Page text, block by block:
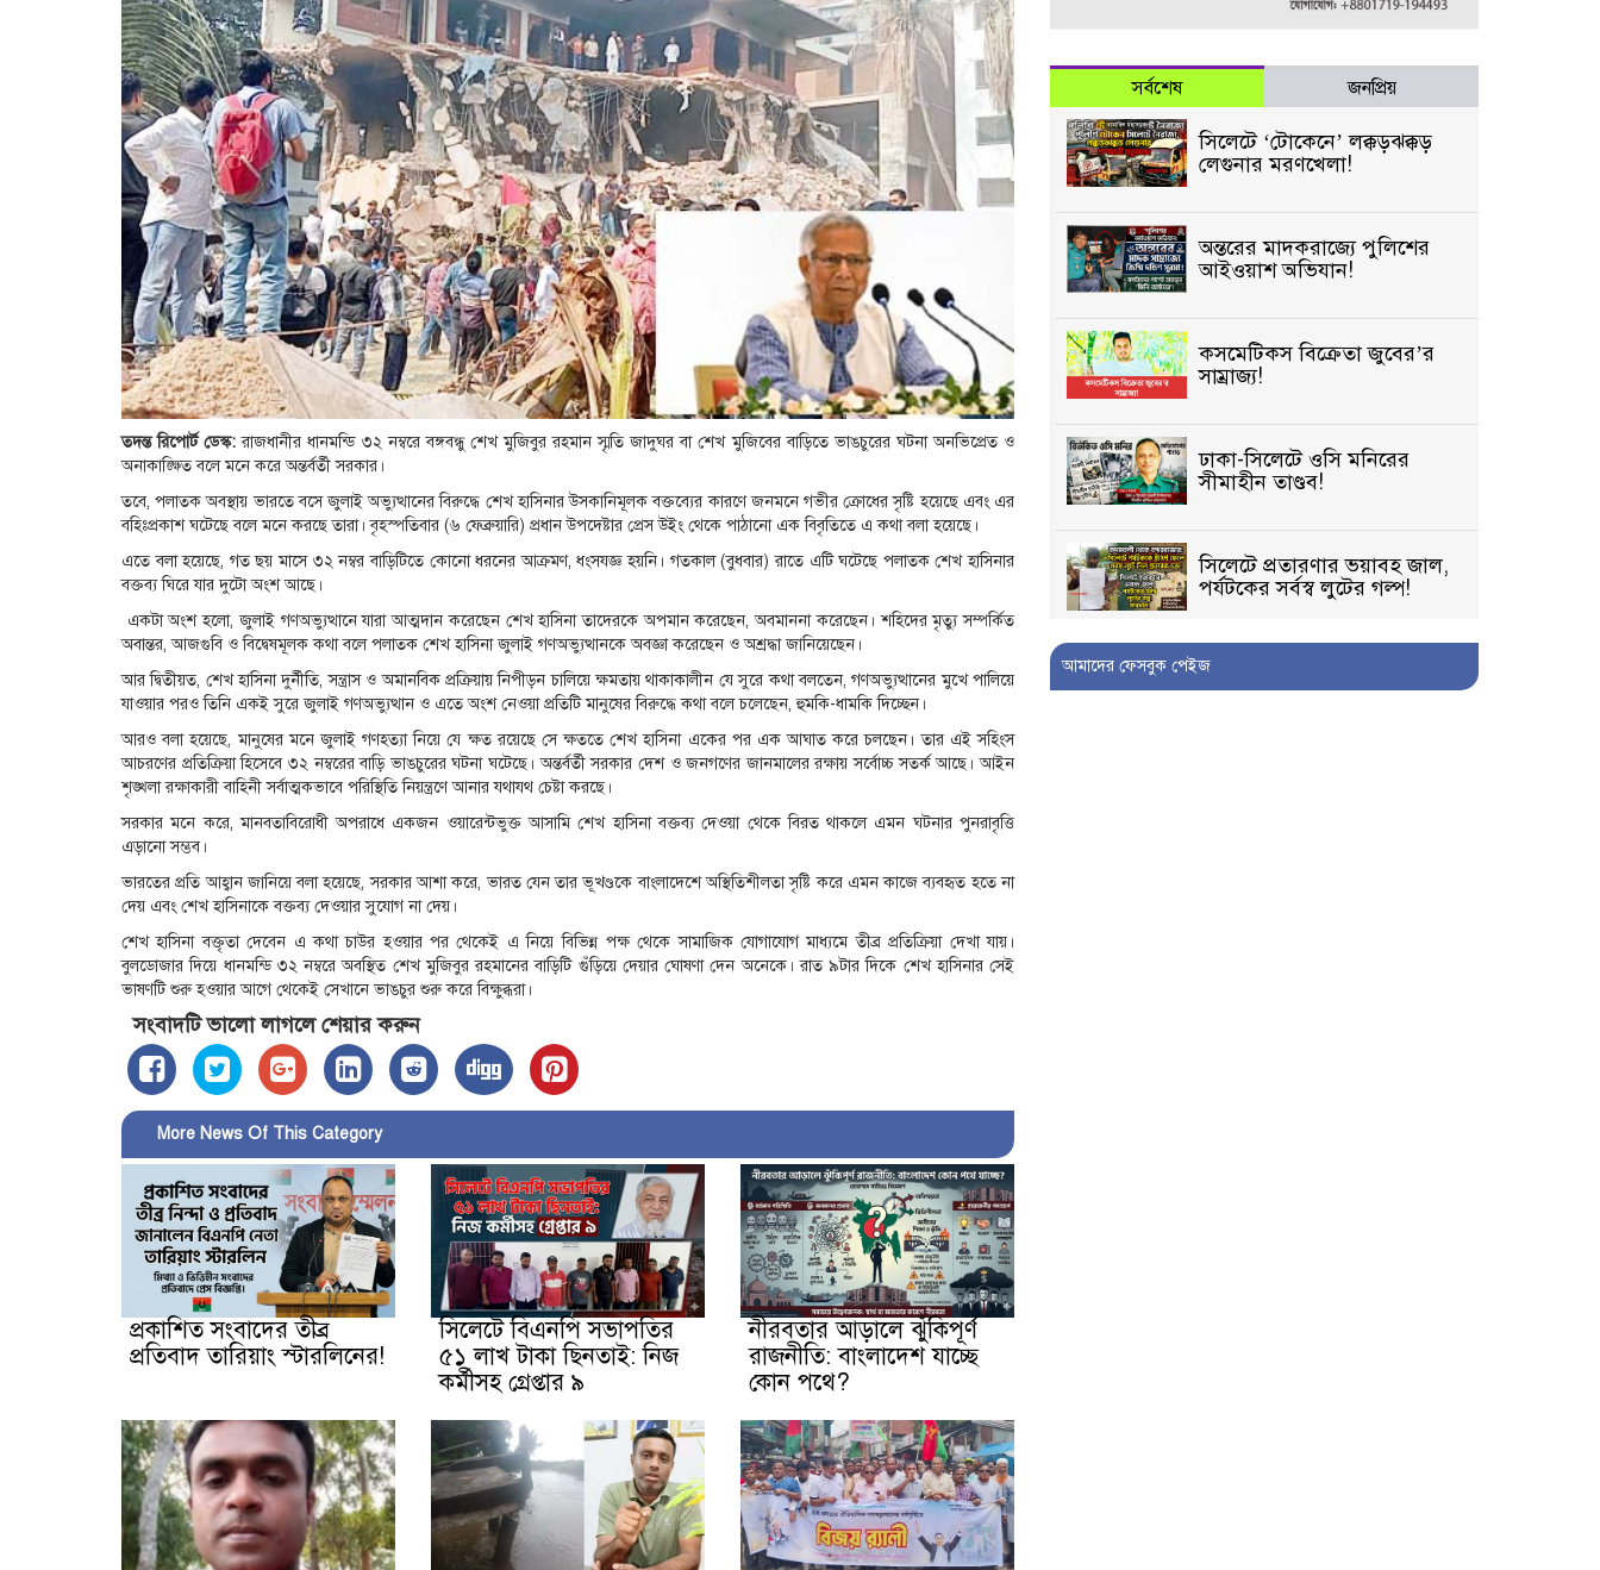
তদন্ত রিপোর্ট ডেস্ক: রাজধানীর ধানমন্ডি ৩২ নম্বরে বঙ্গবন্ধু শেখ মুজিবুর রহমান স্মৃতি জাদুঘর বা শেখ মুজিবের বাড়িতে ভাঙচুরের ঘটনা অনভিপ্রেত ও
অনাকাঙ্ক্ষিত বলে মনে করে অন্তর্বর্তী সরকার।
তবে, পলাতক অবস্থায় ভারতে বসে জুলাই অভ্যুত্থানের বিরুদ্ধে শেখ হাসিনার উসকানিমূলক বক্তব্যের কারণে জনমনে গভীর ক্রোধের সৃষ্টি হয়েছে এবং এর
বহিঃপ্রকাশ ঘটেছে বলে মনে করছে তারা। বৃহস্পতিবার (৬ ফেব্রুয়ারি) প্রধান উপদেষ্টার প্রেস উইং থেকে পাঠানো এক বিবৃতিতে এ কথা বলা হয়েছে।
এতে বলা হয়েছে, গত ছয় মাসে ৩২ নম্বর বাড়িটিতে কোনো ধরনের আক্রমণ, ধংসযজ্ঞ হয়নি। গতকাল (বুধবার) রাতে এটি ঘটেছে পলাতক শেখ হাসিনার
বক্তব্য ঘিরে যার দুটো অংশ আছে।
একটা অংশ হলো, জুলাই গণঅভ্যুত্থানে যারা আত্মদান করেছেন শেখ হাসিনা তাদেরকে অপমান করেছেন, অবমাননা করেছেন। শহিদের মৃত্যু সম্পর্কিত
অবান্তর, আজগুবি ও বিদ্বেষমূলক কথা বলে পলাতক শেখ হাসিনা জুলাই গণঅভ্যুত্থানকে অবজ্ঞা করেছেন ও অশ্রদ্ধা জানিয়েছেন।
আর দ্বিতীয়ত, শেখ হাসিনা দুর্নীতি, সন্ত্রাস ও অমানবিক প্রক্রিয়ায় নিপীড়ন চালিয়ে ক্ষমতায় থাকাকালীন যে সুরে কথা বলতেন, গণঅভ্যুত্থানের মুখে পালিয়ে
যাওয়ার পরও তিনি একই সুরে জুলাই গণঅভ্যুত্থান ও এতে অংশ নেওয়া প্রতিটি মানুষের বিরুদ্ধে কথা বলে চলেছেন, হুমকি-ধামকি দিচ্ছেন।
আরও বলা হয়েছে, মানুষের মনে জুলাই গণহত্যা নিয়ে যে ক্ষত রয়েছে সে ক্ষততে শেখ হাসিনা একের পর এক আঘাত করে চলছেন। তার এই সহিংস
আচরণের প্রতিক্রিয়া হিসেবে ৩২ নম্বরের বাড়ি ভাঙচুরের ঘটনা ঘটেছে। অন্তর্বর্তী সরকার দেশ ও জনগণের জানমালের রক্ষায় সর্বোচ্চ সতর্ক আছে। আইন
শৃঙ্খলা রক্ষাকারী বাহিনী সর্বাত্মকভাবে পরিস্থিতি নিয়ন্ত্রণে আনার যথাযথ চেষ্টা করছে।
সরকার মনে করে, মানবতাবিরোধী অপরাধে একজন ওয়ারেন্টভুক্ত আসামি শেখ হাসিনা বক্তব্য দেওয়া থেকে বিরত থাকলে এমন ঘটনার পুনরাবৃত্তি
এড়ানো সম্ভব।
ভারতের প্রতি আহ্বান জানিয়ে বলা হয়েছে, সরকার আশা করে, ভারত যেন তার ভূখণ্ডকে বাংলাদেশে অস্থিতিশীলতা সৃষ্টি করে এমন কাজে ব্যবহৃত হতে না
দেয় এবং শেখ হাসিনাকে বক্তব্য দেওয়ার সুযোগ না দেয়।
শেখ হাসিনা বক্তৃতা দেবেন এ কথা চাউর হওয়ার পর থেকেই এ নিয়ে বিভিন্ন পক্ষ থেকে সামাজিক যোগাযোগ মাধ্যমে তীব্র প্রতিক্রিয়া দেখা যায়।
বুলডোজার দিয়ে ধানমন্ডি ৩২ নম্বরে অবস্থিত শেখ মুজিবুর রহমানের বাড়িটি গুঁড়িয়ে দেয়ার ঘোষণা দেন অনেকে। রাত ৯টার দিকে শেখ হাসিনার সেই
ভাষণটি শুরু হওয়ার আগে থেকেই সেখানে ভাঙচুর শুরু করে বিক্ষুব্ধরা।
সংবাদটি ভালো লাগলে শেয়ার করুন
More News Of This Category
প্রকাশিত সংবাদের তীব্র
প্রতিবাদ তারিয়াং স্টারলিনের!
সিলেটে বিএনপি সভাপতির
৫১ লাখ টাকা ছিনতাই: নিজ
কর্মীসহ গ্রেপ্তার ৯
নীরবতার আড়ালে ঝুঁকিপূর্ণ
রাজনীতি: বাংলাদেশ যাচ্ছে
কোন পথে?
সর্বশেষ জনপ্রিয়
সিলেটে ‘টোকেনে’ লক্কড়ঝক্কড়
লেগুনার মরণখেলা!
অন্তরের মাদকরাজ্যে পুলিশের
আইওয়াশ অভিযান!
কসমেটিকস বিক্রেতা জুবের’র
সাম্রাজ্য!
ঢাকা-সিলেটে ওসি মনিরের
সীমাহীন তাণ্ডব!
সিলেটে প্রতারণার ভয়াবহ জাল,
পর্যটকের সর্বস্ব লুটের গল্প!
বিআইডিসি’তে ১৫ বছরের
দখলদারিত্ব বজায় রাখতে মরিয়া
আমাদের ফেসবুক পেইজ